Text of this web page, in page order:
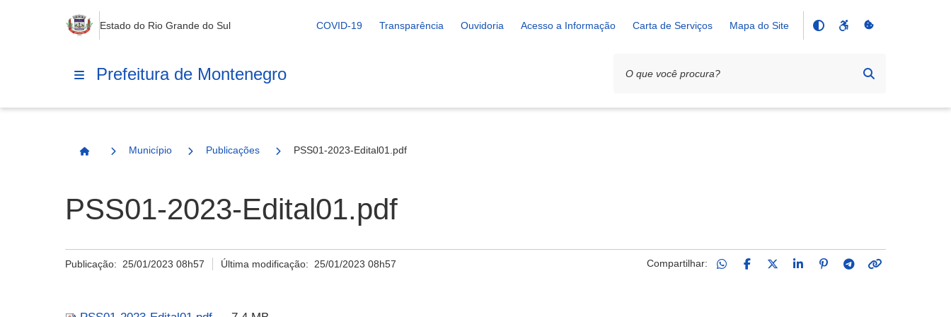
Estado do Rio Grande do Sul COVID-19 Transparência Ouvidoria Acesso a Informação Carta de Serviços Mapa do Site
Prefeitura de Montenegro
Página Inicial
Município Publicações PSS01-2023-Edital01.pdf
PSS01-2023-Edital01.pdf
Publicação: 25/01/2023 08h57 Última modificação: 25/01/2023 08h57 Compartilhar: